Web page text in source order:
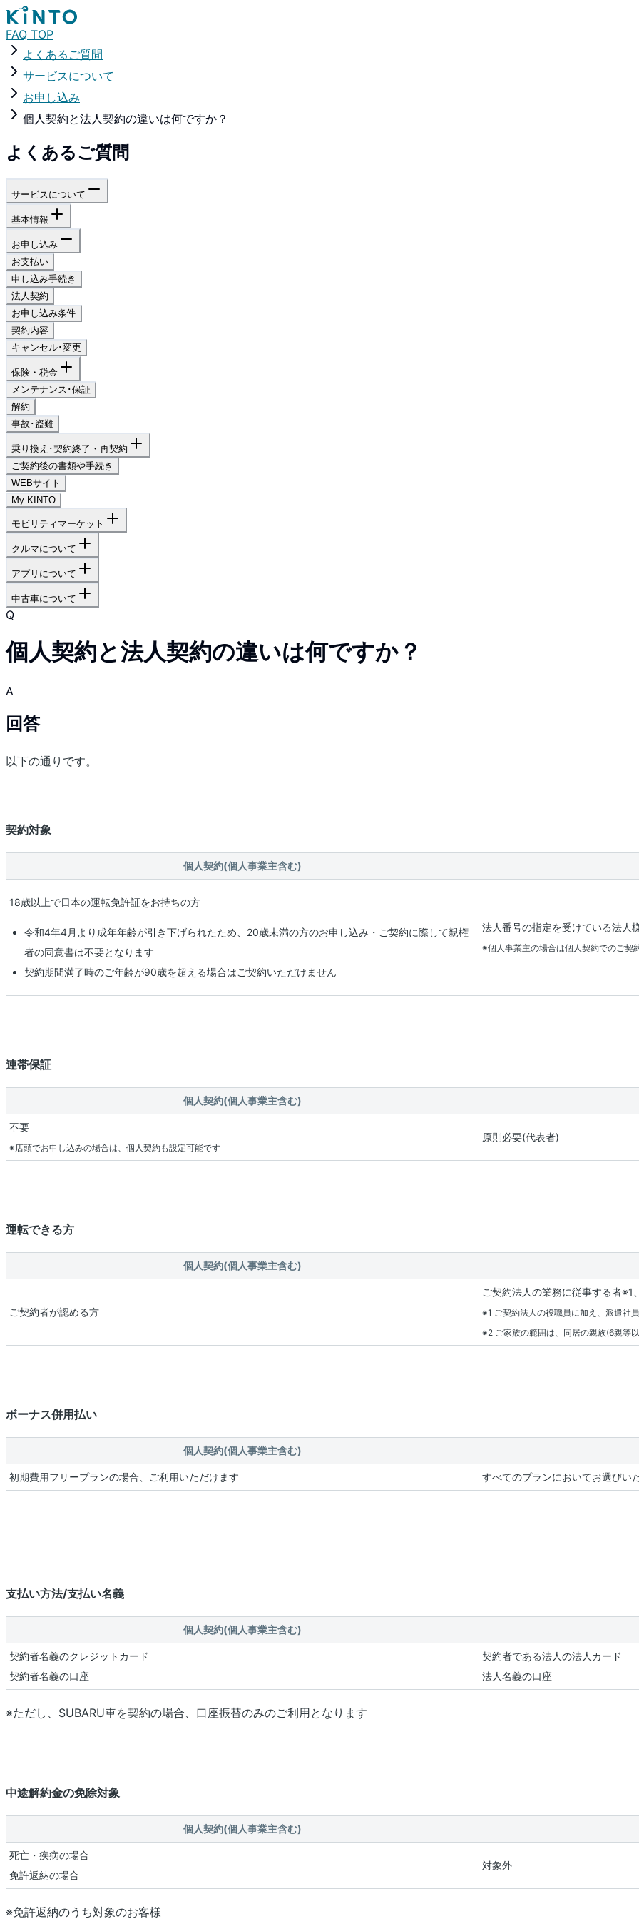
FAQ TOP
よくあるご質問
サービスについて
お申し込み
個人契約と法人契約の違いは何ですか？
よくあるご質問
サービスについて
基本情報
お申し込み
お支払い
申し込み手続き
法人契約
お申し込み条件
契約内容
キャンセル･変更
保険・税金
メンテナンス･保証
解約
事故･盗難
乗り換え･契約終了・再契約
ご契約後の書類や手続き
WEBサイト
My KINTO
モビリティマーケット
クルマについて
アプリについて
中古車について
Q
個人契約と法人契約の違いは何ですか？
A
回答
以下の通りです。
契約対象
個人契約(個人事業主含む)
18歳以上で日本の運転免許証をお持ちの方
令和4年4月より成年年齢が引き下げられたため、20歳未満の方のお申し込み・ご契約に際して親権
者の同意書は不要となります
契約期間満了時のご年齢が90歳を超える場合はご契約いただけません
法人番号の指定を受けている法人
※個人事業主の場合は個人契約でのご契
連帯保証
個人契約(個人事業主含む)
不要
※店頭でお申し込みの場合は、個人契約も設定可能です
原則必要(代表者)
運転できる方
個人契約(個人事業主含む)
ご契約者が認める方
ご契約法人の業務に従事する者※1
※1 ご契約法人の役職員に加え、派遣社
※2 ご家族の範囲は、同居の親族(6親等
ボーナス併用払い
個人契約(個人事業主含む)
初期費用フリープランの場合、ご利用いただけます すべてのプランにおいてお選びい
支払い方法/支払い名義
個人契約(個人事業主含む)
契約者名義のクレジットカード
契約者名義の口座
契約者である法人の法人カード
法人名義の口座
※ただし、SUBARU車を契約の場合、口座振替のみのご利用となります
中途解約金の免除対象
個人契約(個人事業主含む)
死亡・疾病の場合
免許返納の場合
対象外
※免許返納のうち対象のお客様